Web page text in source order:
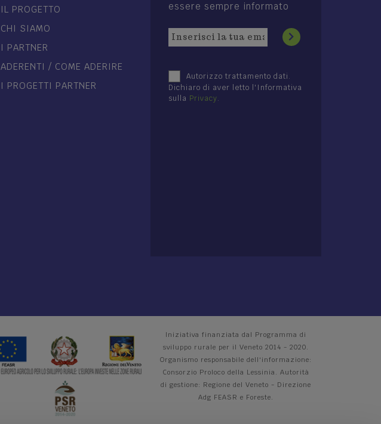
IL PROGETTO
CHI SIAMO
I PARTNER
ADERENTI / COME ADERIRE
I PROGETTI PARTNER
essere sempre informato
Autorizzo trattamento dati.
Dichiaro di aver letto l'Informativa
sulla Privacy.
Iniziativa finanziata dal Programma di
sviluppo rurale per il Veneto 2014 - 2020.
Organismo responsabile dell'informazione:
Consorzio Proloco della Lessinia. Autorità
di gestione: Regione del Veneto - Direzione
Adg FEASR e Foreste.